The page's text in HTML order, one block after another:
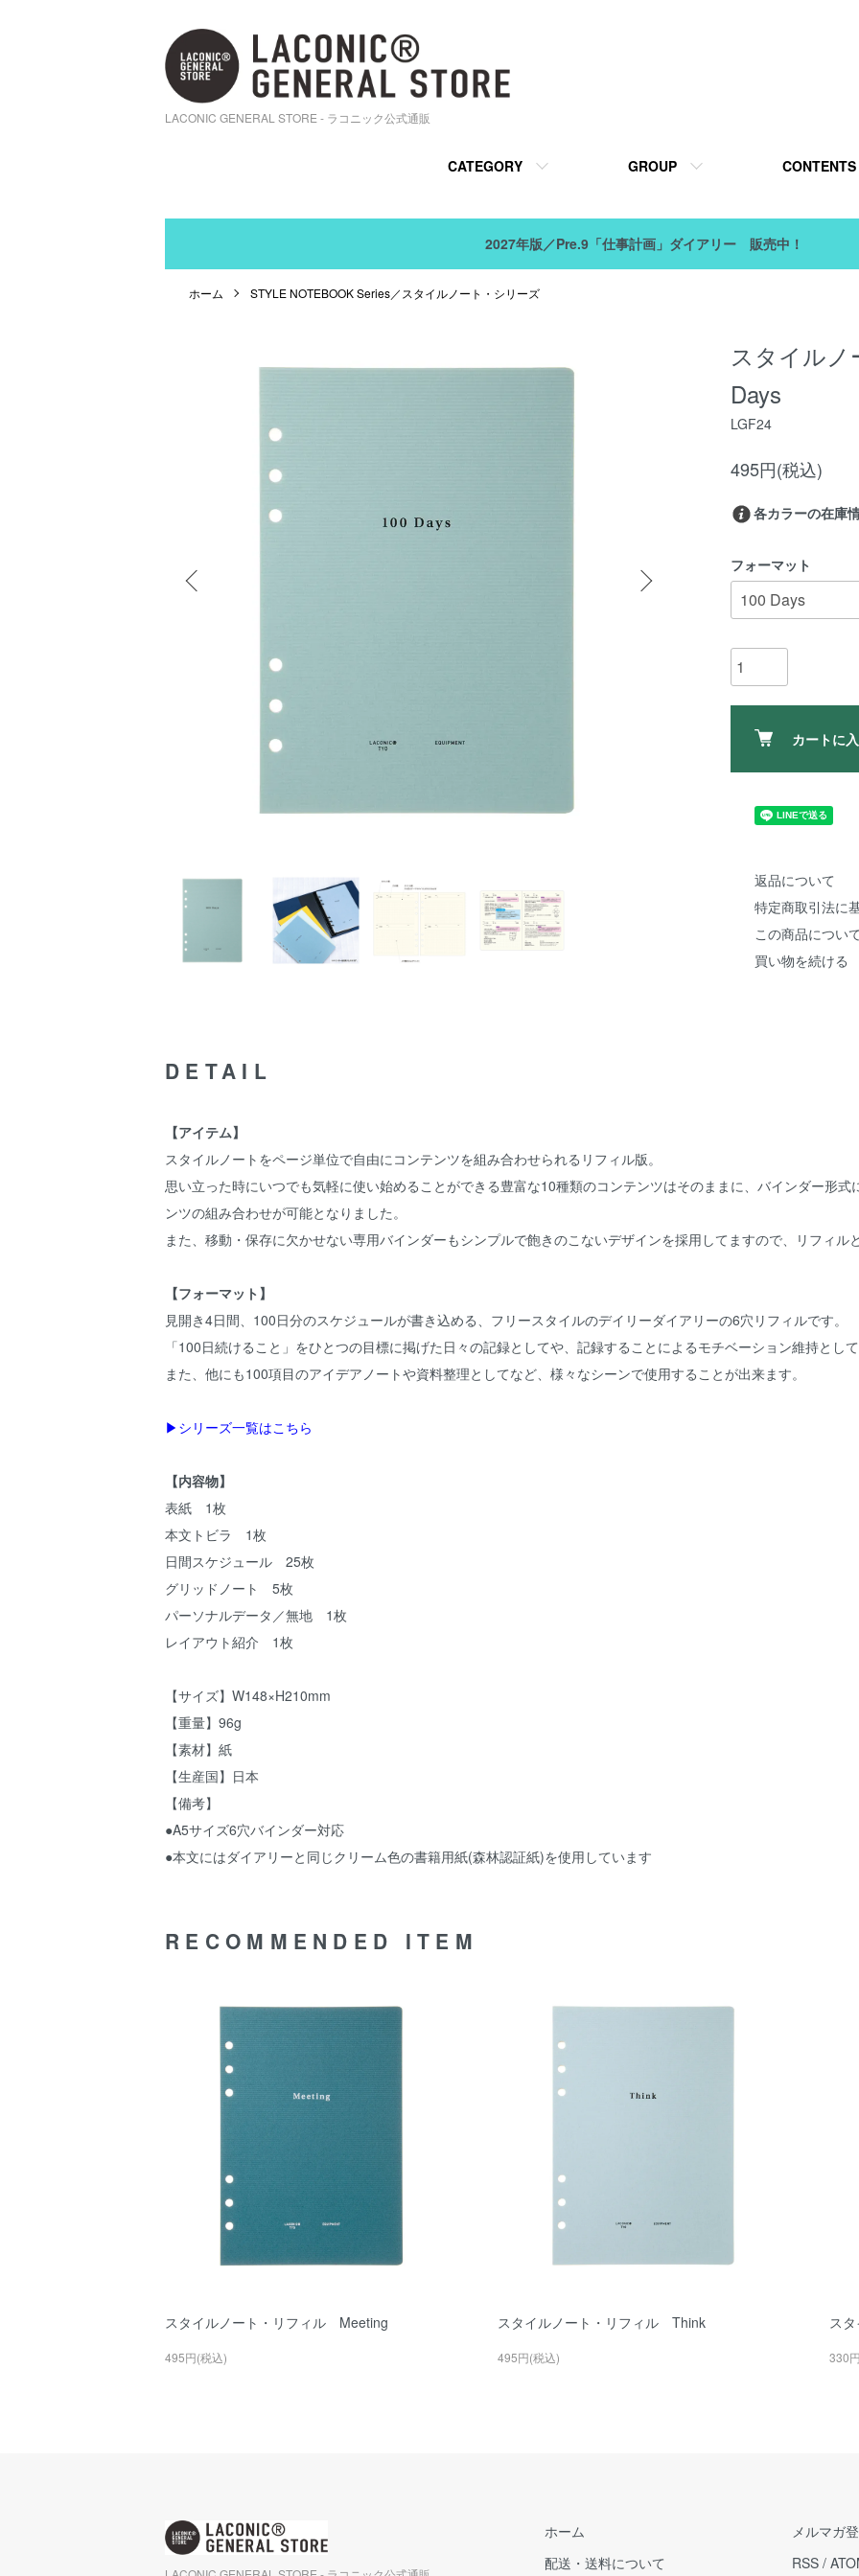
LACONIC GENERAL STORE - ラコニック公式通販
CATEGORY GROUP CONTENTS
2027年版／Pre.9「仕事計画」ダイアリー 販売中！
ホーム STYLE NOTEBOOK Series／スタイルノート・シリーズ
スタイル
Days
LGF24
495円(税込)
各カラーの在庫
フォーマット
カートに
返品について
特定商取引法に
この商品につい
買い物を続ける
DETAIL
【アイテム】
スタイルノートをページ単位で自由にコンテンツを組み合わせられるリフィル版。
思い立った時にいつでも気軽に使い始めることができる豊富な10種類のコンテンツはそのままに、バインダー形
ンツの組み合わせが可能となりました。
また、移動・保存に欠かせない専用バインダーもシンプルで飽きのこないデザインを採用してますので、リフィル
【フォーマット】
見開き4日間、100日分のスケジュールが書き込める、フリースタイルのデイリーダイアリーの6穴リフィルです。
「100日続けること」をひとつの目標に掲げた日々の記録としてや、記録することによるモチベーション維持として
また、他にも100項目のアイデアノートや資料整理としてなど、様々なシーンで使用することが出来ます。
▶シリーズ一覧はこちら
【内容物】
表紙 1枚
本文トビラ 1枚
日間スケジュール 25枚
グリッドノート 5枚
パーソナルデータ／無地 1枚
レイアウト紹介 1枚
【サイズ】W148×H210mm
【重量】96g
【素材】紙
【生産国】日本
【備考】
●A5サイズ6穴バインダー対応
●本文にはダイアリーと同じクリーム色の書籍用紙(森林認証紙)を使用しています
RECOMMENDED ITEM
スタイルノート・リフィル Meeting
495円(税込)
スタイルノート・リフィル Think
495円(税込)
ス
330
ホーム
配送・送料について
メルマガ
RSS /